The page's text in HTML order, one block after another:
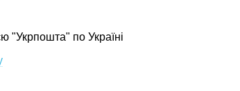
"Укрпошта" по Україні